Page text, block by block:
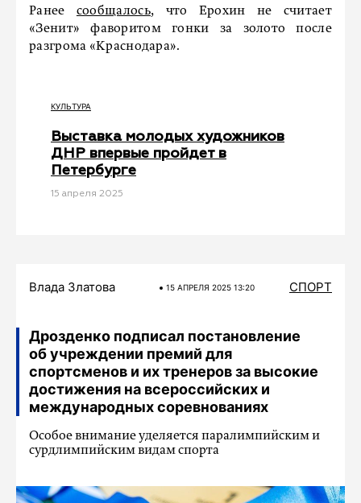
Ранее сообщалось, что Ерохин не считает
«Зенит» фаворитом гонки за золото после
разгрома «Краснодара».
КУЛЬТУРА
Выставка молодых художников
ДНР впервые пройдет в
Петербурге
15 апреля 2025
Влада Златова 15 АПРЕЛЯ 2025 13:20 СПОРТ
Дрозденко подписал постановление
об учреждении премий для
спортсменов и их тренеров за высокие
достижения на всероссийских и
международных соревнованиях
Особое внимание уделяется паралимпийским и
сурдлимпийским видам спорта